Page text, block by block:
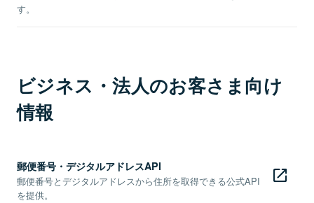
す。
ビジネス・法人のお客さま向け
情報
郵便番号・デジタルアドレスAPI
郵便番号とデジタルアドレスから住所を取得できる公式API
を提供。